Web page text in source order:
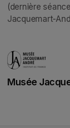
(dernière
Jacquemart-
Musée